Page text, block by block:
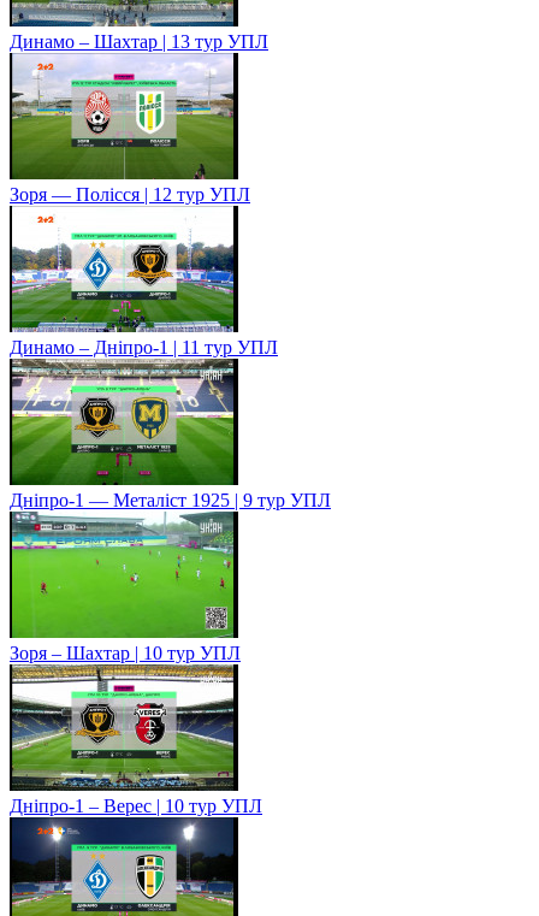
Динамо – Шахтар | 13 тур УПЛ
Зоря — Полісся | 12 тур УПЛ
Динамо – Дніпро-1 | 11 тур УПЛ
Дніпро-1 — Металіст 1925 | 9 тур УПЛ
Зоря – Шахтар | 10 тур УПЛ
Дніпро-1 – Верес | 10 тур УПЛ